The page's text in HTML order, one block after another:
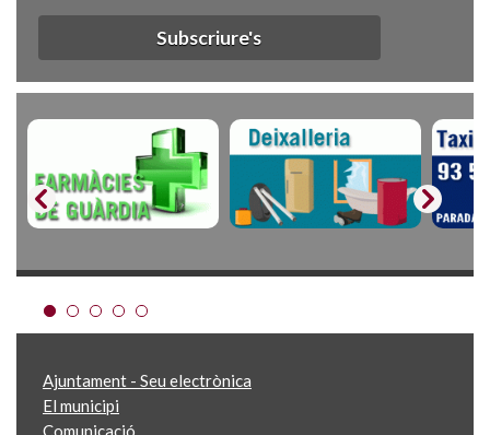
Subscriure's
Ajuntament - Seu electrònica
El municipi
Comunicació